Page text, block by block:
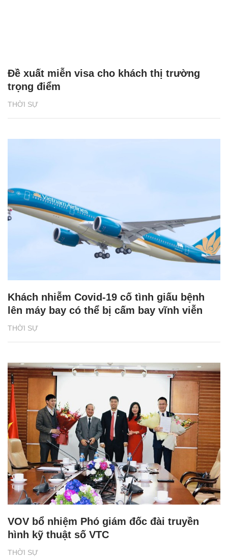
THỜI SỰ
Đề xuất miễn visa cho khách thị trường
trọng điểm
THỜI SỰ
Khách nhiễm Covid-19 cố tình giấu bệnh
lên máy bay có thể bị cấm bay vĩnh viễn
THỜI SỰ
VOV bổ nhiệm Phó giám đốc đài truyền
hình kỹ thuật số VTC